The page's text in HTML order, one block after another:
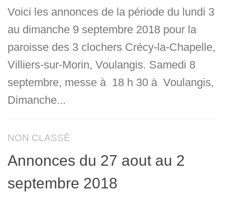
Voici les annonces de la période du lundi 3
au dimanche 9 septembre 2018 pour la
paroisse des 3 clochers Crécy-la-Chapelle,
Villiers-sur-Morin, Voulangis. Samedi 8
septembre, messe à 18 h 30 à Voulangis,
Dimanche...
NON CLASSÉ
Annonces du 27 aout au 2
septembre 2018